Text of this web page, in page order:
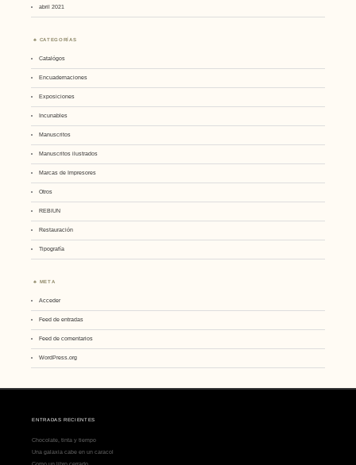
abril 2021
CATEGORÍAS
Catalógos
Encuadernaciones
Exposiciones
Incunables
Manuscritos
Manuscritos ilustrados
Marcas de Impresores
Otros
REBIUN
Restauración
Tipografía
META
Acceder
Feed de entradas
Feed de comentarios
WordPress.org
ENTRADAS RECIENTES
Chocolate, tinta y tiempo
Una galaxia cabe en un caracol